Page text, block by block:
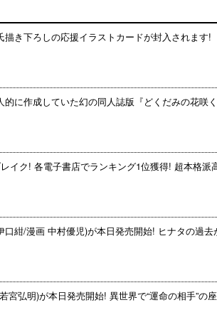
描き下ろしの応援イラストカードが封入されます!
に作成していた幻の同人誌版『どくだみの花咲
イク! 各電子書店でランキング1位獲得! 超本格派
紺/漫画 中村優児)が本日発売開始! ヒナタの過
弘明)が本日発売開始! 異世界で“運命の相手”の座